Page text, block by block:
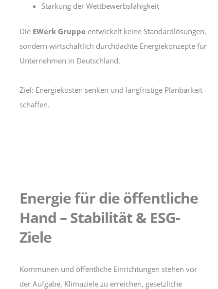
Stärkung der Wettbewerbsfähigkeit
Die EWerk Gruppe entwickelt keine Standardlösungen,
sondern wirtschaftlich durchdachte Energiekonzepte für
Unternehmen in Deutschland.
Ziel: Energiekosten senken und langfristige Planbarkeit
schaffen.
Energie für die öffentliche
Hand – Stabilität & ESG-
Ziele
Kommunen und öffentliche Einrichtungen stehen vor
der Aufgabe, Klimaziele zu erreichen, gesetzliche